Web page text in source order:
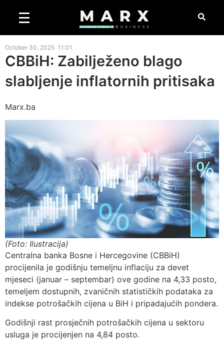
October 30, 2025 11:01
CBBiH: Zabilježeno blago
slabljenje inflatornih pritisaka
Marx.ba
(Foto: Ilustracija)
Centralna banka Bosne i Hercegovine (CBBiH)
procijenila je godišnju temeljnu inflaciju za devet
mjeseci (januar – septembar) ove godine na 4,33 posto,
temeljem dostupnih, zvaničnih statističkih podataka za
indekse potrošačkih cijena u BiH i pripadajućih pondera.
Godišnji rast prosječnih potrošačkih cijena u sektoru
usluga je procijenjen na 4,84 posto.